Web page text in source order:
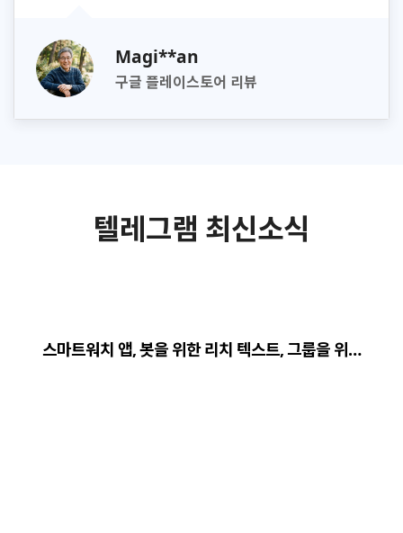
Magi**an
구글 플레이스토어 리뷰
텔레그램 최신소식
스마트워치 앱, 봇을 위한 리치 텍스트, 그룹을 위…